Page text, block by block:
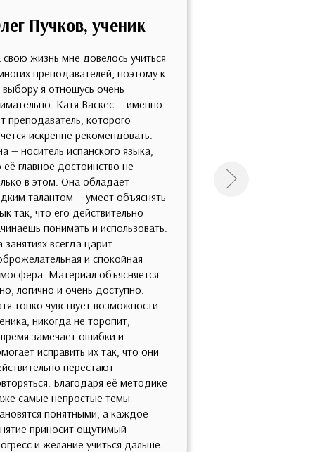
Пучков, ученик
свою жизнь мне довелось учиться
преподавателей, поэтому к
выбору я отношусь очень
Катя Васкес — именно
преподаватель, которого
искренне рекомендовать.
— носитель испанского языка,
её главное достоинство не
в этом. Она обладает
талантом — умеет объяснять
так, что его действительно
понимать и использовать.
занятиях всегда царит
и спокойная
Материал объясняется
логично и очень доступно.
тонко чувствует возможности
никогда не торопит,
замечает ошибки и
исправить их так, что они
перестают
Благодаря её методике
самые непростые темы
понятными, а каждое
приносит ощутимый
и желание учиться дальше.
никто не ведёт
занятия, как это
Следующая